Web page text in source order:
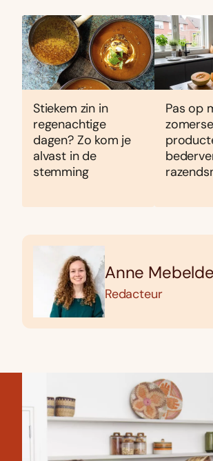
Stiekem zin in
regenachtige
dagen? Zo kom je
alvast in de
stemming
Pas op
zomerse
Anne
Redacteur